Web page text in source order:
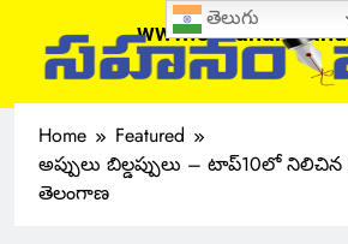
Home
Featured
అప్పులు బిల్డప్పులు – టాప్10లో నిలిచిన
తెలంగాణ
తెలుగు